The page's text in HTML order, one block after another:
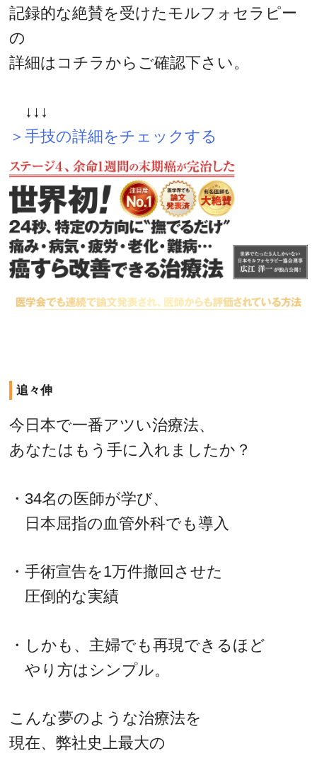
記録的な絶賛を受けたモルフォセラピー
の
詳細はコチラからご確認下さい。
↓↓↓
＞手技の詳細をチェックする
追々伸
今日本で一番アツい治療法、
あなたはもう手に入れましたか？
・34名の医師が学び、
日本屈指の血管外科でも導入
・手術宣告を1万件撤回させた
圧倒的な実績
・しかも、主婦でも再現できるほど
やり方はシンプル。
こんな夢のような治療法を
現在、弊社史上最大の